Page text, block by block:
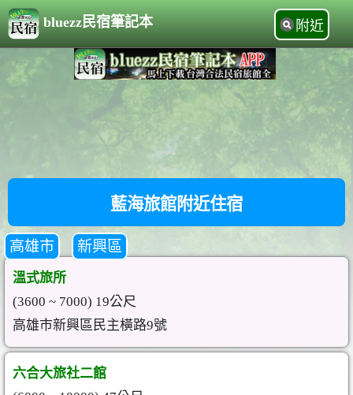
bluezz民宿筆記本 附近
藍海旅館附近住宿
高雄市 新興區
溫式旅所
(3600 ~ 7000) 19公尺
高雄市新興區民主橫路9號
六合大旅社二館